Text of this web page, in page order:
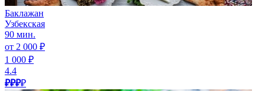
Баклажан
Узбекская
90 мин.
от 2 000 ₽
1 000 ₽
4.4
₽₽₽₽